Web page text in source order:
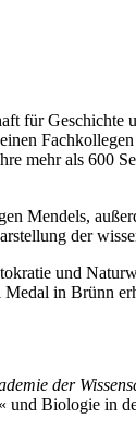
für
mehr als 600
Mendels,
der
und
in Brünn
der
Biologie in